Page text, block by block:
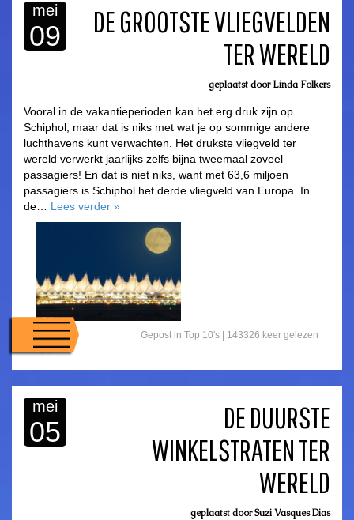
mei
09
DE GROOTSTE VLIEGVELDEN
TER WERELD
geplaatst doorLinda Folkers
Vooral in de vakantieperioden kan het erg druk zijn op
Schiphol, maar dat is niks met wat je op sommige andere
luchthavens kunt verwachten. Het drukste vliegveld ter
wereld verwerkt jaarlijks zelfs bijna tweemaal zoveel
passagiers! En dat is niet niks, want met 63,6 miljoen
passagiers is Schiphol het derde vliegveld van Europa. In
de… Lees verder »
Gepost in Top 10's | 143326 keer gelezen
mei
05
DE DUURSTE
WINKELSTRATEN TER
WERELD
geplaatst doorSuzi Vasques Dias